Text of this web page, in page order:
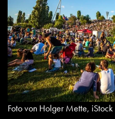
Foto von Holger Mette, iStock